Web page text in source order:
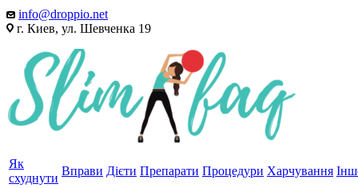
info@droppio.net
г. Киев, ул. Шевченка 19
Як
схуднути
Вправи Дієти Препарати Процедури Харчування